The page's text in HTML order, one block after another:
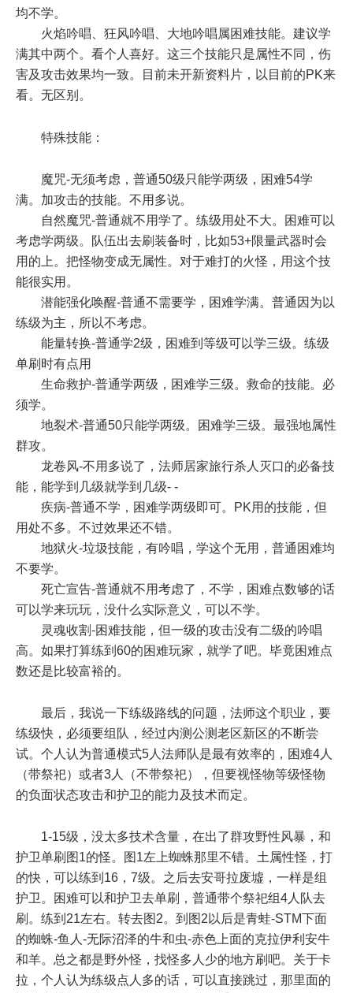
均不学。
火焰吟唱、狂风吟唱、大地吟唱属困难技能。建议学
满其中两个。看个人喜好。这三个技能只是属性不同，伤
害及攻击效果均一致。目前未开新资料片，以目前的PK来
看。无区别。
特殊技能：
魔咒-无须考虑，普通50级只能学两级，困难54学
满。加攻击的技能。不用多说。
自然魔咒-普通就不用学了。练级用处不大。困难可以
考虑学两级。队伍出去刷装备时，比如53+限量武器时会
用的上。把怪物变成无属性。对于难打的火怪，用这个技
能很实用。
潜能强化唤醒-普通不需要学，困难学满。普通因为以
练级为主，所以不考虑。
能量转换-普通学2级，困难到等级可以学三级。练级
单刷时有点用
生命救护-普通学两级，困难学三级。救命的技能。必
须学。
地裂术-普通50只能学两级。困难学三级。最强地属性
群攻。
龙卷风-不用多说了，法师居家旅行杀人灭口的必备技
能，能学到几级就学到几级- -
疾病-普通不学，困难学两级即可。PK用的技能，但
用处不多。不过效果还不错。
地狱火-垃圾技能，有吟唱，学这个无用，普通困难均
不要学。
死亡宣告-普通就不用考虑了，不学，困难点数够的话
可以学来玩玩，没什么实际意义，可以不学。
灵魂收割-困难技能，但一级的攻击没有二级的吟唱
高。如果打算练到60的困难玩家，就学了吧。毕竟困难点
数还是比较富裕的。
最后，我说一下练级路线的问题，法师这个职业，要
练级快，必须要组队，经过内测公测老区新区的不断尝
试。个人认为普通模式5人法师队是最有效率的，困难4人
（带祭祀）或者3人（不带祭祀），但要视怪物等级怪物
的负面状态攻击和护卫的能力及技术而定。
1-15级，没太多技术含量，在出了群攻野性风暴，和
护卫单刷图1的怪。图1左上蜘蛛那里不错。土属性怪，打
的快，可以练到16，7级。之后去安哥拉废墟，一样是组
护卫。困难可以和护卫去单刷，普通带个祭祀组4人队去
刷。练到21左右。转去图2。到图2以后是青蛙-STM下面
的蜘蛛-鱼人-无际沼泽的牛和虫-赤色上面的克拉伊利安牛
和羊。总之都是野外怪，找怪多人少的地方刷吧。关于卡
拉，个人认为练级点人多的话，可以直接跳过，那里面的